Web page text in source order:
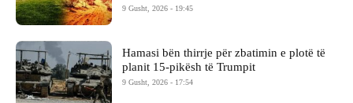
9 Gusht, 2026 - 19:45
Hamasi bën thirrje për zbatimin e plotë të
planit 15-pikësh të Trumpit
9 Gusht, 2026 - 17:54